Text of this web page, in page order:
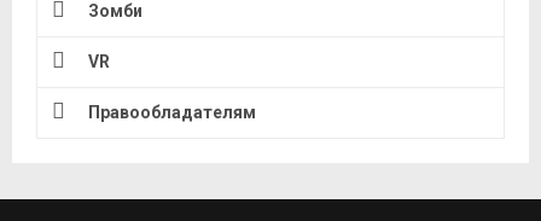
Зомби
VR
Правообладателям